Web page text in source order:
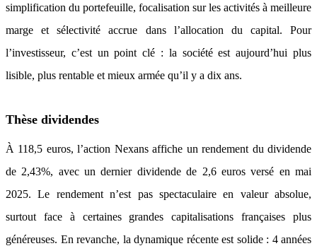
simplification du portefeuille, focalisation sur les activités à meilleure
marge et sélectivité accrue dans l’allocation du capital. Pour
l’investisseur, c’est un point clé : la société est aujourd’hui plus
lisible, plus rentable et mieux armée qu’il y a dix ans.
Thèse dividendes
À 118,5 euros, l’action Nexans affiche un rendement du dividende
de 2,43%, avec un dernier dividende de 2,6 euros versé en mai
2025. Le rendement n’est pas spectaculaire en valeur absolue,
surtout face à certaines grandes capitalisations françaises plus
généreuses. En revanche, la dynamique récente est solide : 4 années